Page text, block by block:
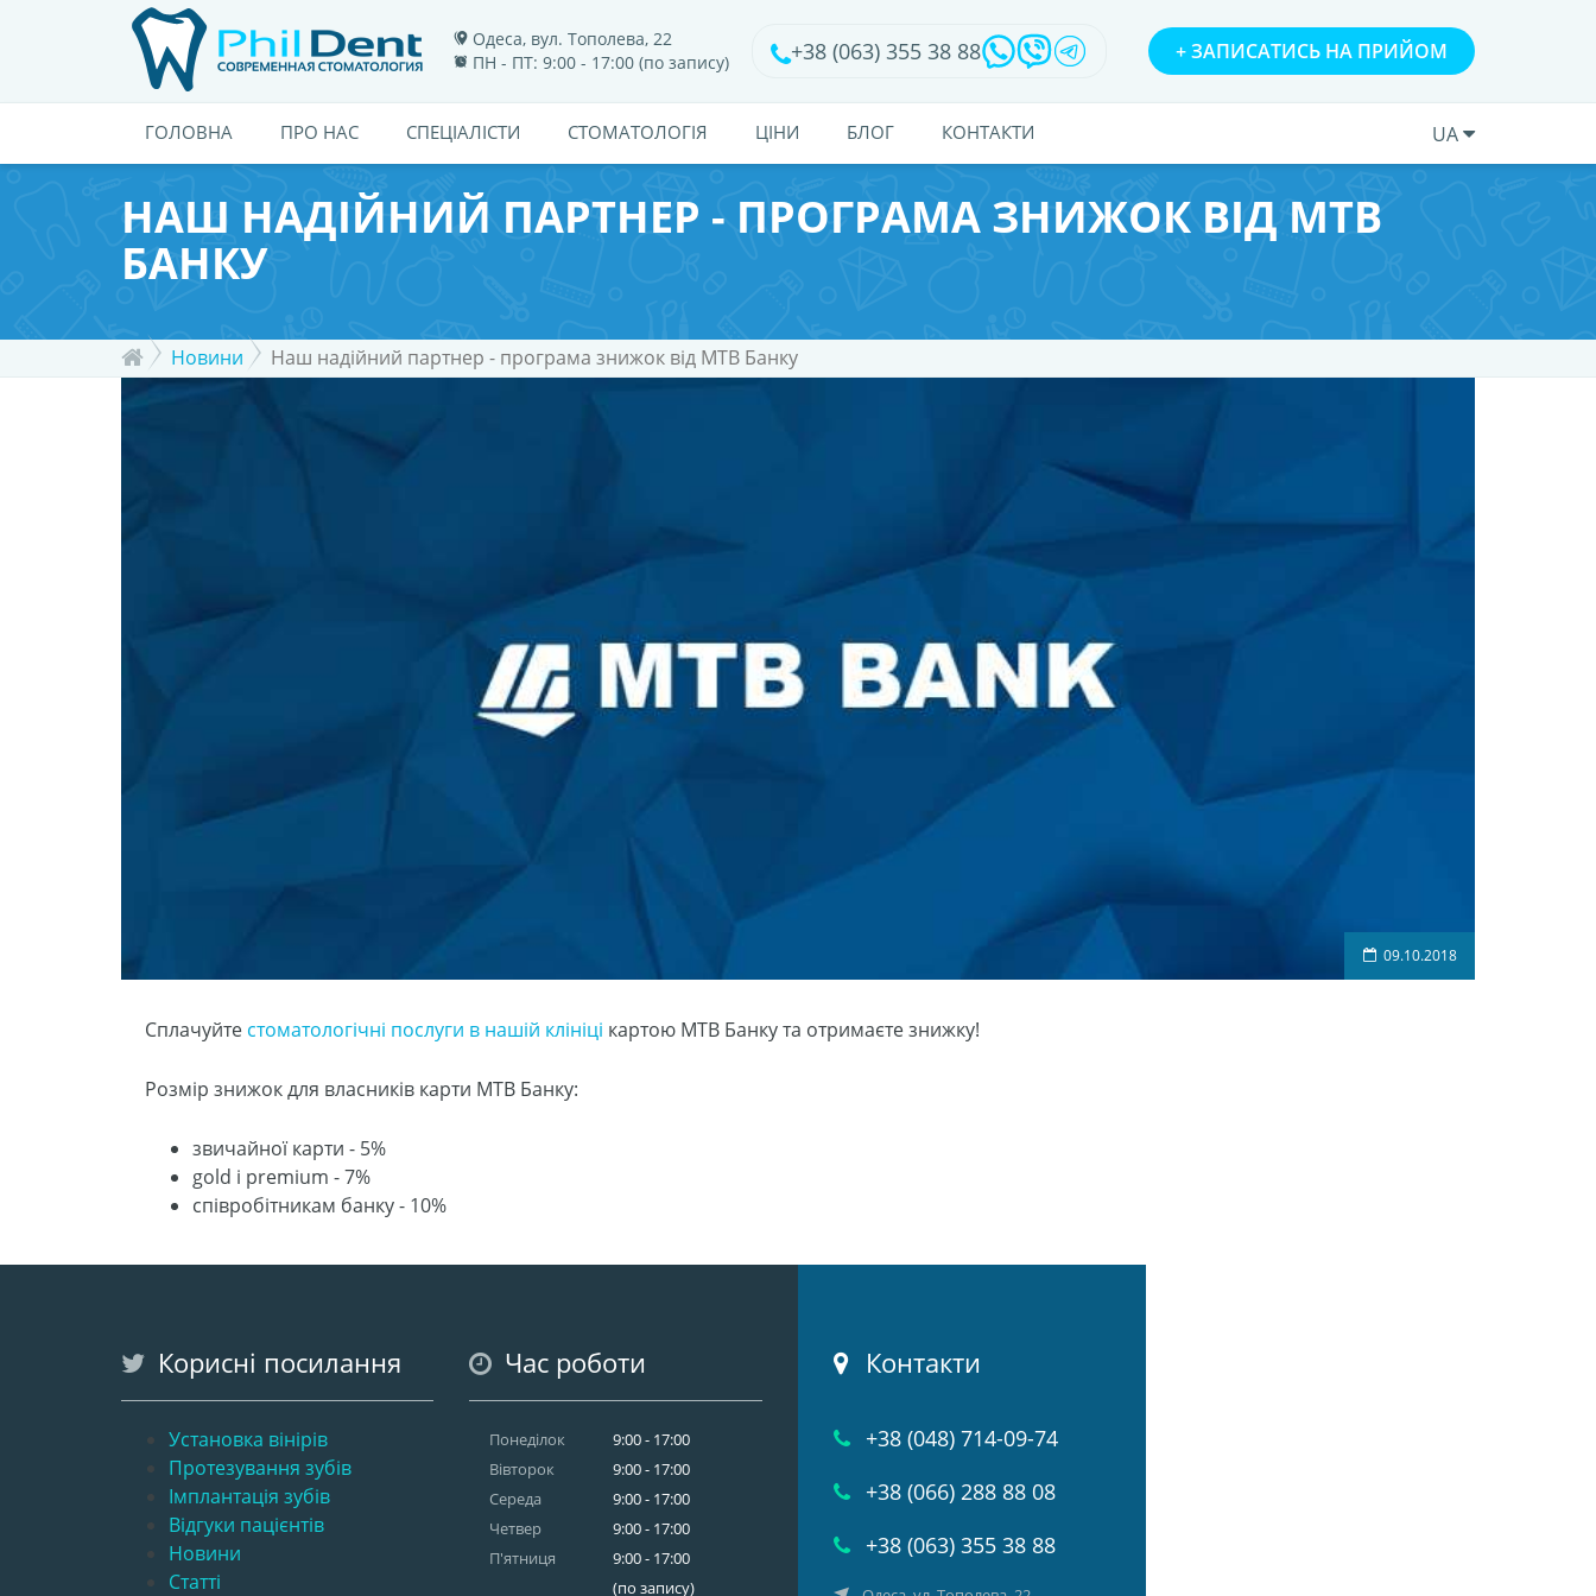
Одеса, вул. Тополева, 22
ПН - ПТ: 9:00 - 17:00 (по запису)
+38 (063) 355 38 88 +ЗАПИСАТИСЬ НА ПРИЙОМ
ГОЛОВНА ПРО НАС СПЕЦІАЛІСТИ CТОМАТОЛОГІЯ ЦІНИ БЛОГ КОНТАКТИ UA
НАШ НАДІЙНИЙ ПАРТНЕР - ПРОГРАМА ЗНИЖОК ВІД MTB
БАНКУ
Новини Наш надійний партнер - програма знижок від MTB Банку
09.10.2018
Сплачуйте стоматологічні послуги в нашій клініці картою MTB Банку та отримаєте знижку!
Розмір знижок для власників карти MTB Банку:
звичайної карти - 5%
gold і premium - 7%
співробітникам банку - 10%
Корисні посилання
Установка вінірів
Протезування зубів
Імплантація зубів
Відгуки пацієнтів
Новини
Статті
Час роботи
Понеділок
Вівторок
Середа
Четвер
П'ятниця
9:00 - 17:00
9:00 - 17:00
9:00 - 17:00
9:00 - 17:00
9:00 - 17:00
(по запису)
Контакти
+38 (048) 714-09-74
+38 (066) 288 88 08
+38 (063) 355 38 88